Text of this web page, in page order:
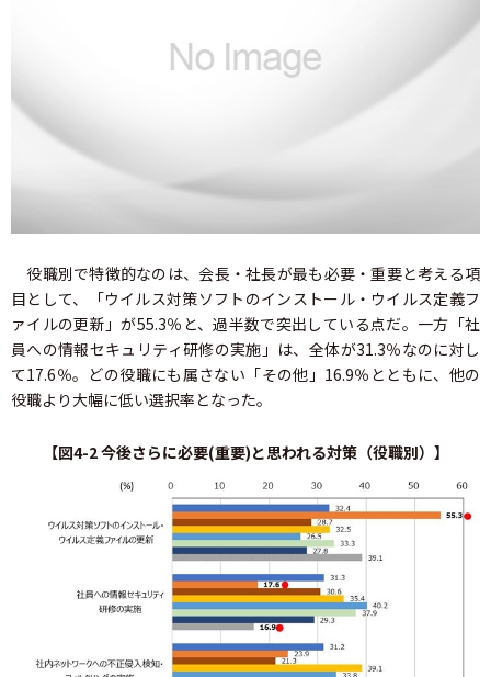
役職別で特徴的なのは、会長・社長が最も必要・重要と考える項
目として、「ウイルス対策ソフトのインストール・ウイルス定義フ
ァイルの更新」が55.3％と、過半数で突出している点だ。一方「社
員への情報セキュリティ研修の実施」は、全体が31.3％なのに対し
て17.6％。どの役職にも属さない「その他」16.9％とともに、他の
役職より大幅に低い選択率となった。
【図4-2 今後さらに必要(重要)と思われる対策（役職別）】